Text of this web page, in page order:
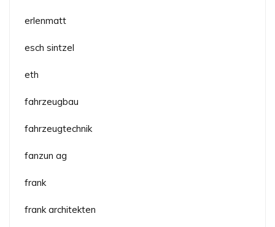
erlenmatt
esch sintzel
eth
fahrzeugbau
fahrzeugtechnik
fanzun ag
frank
frank architekten